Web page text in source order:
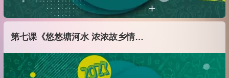
第七课《悠悠塘河水 浓浓故乡情》